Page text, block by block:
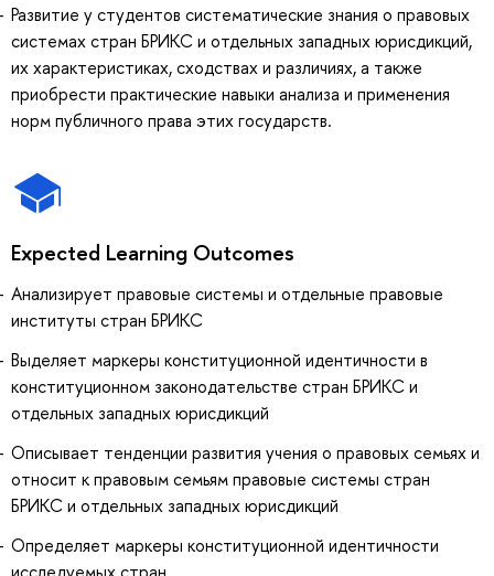
Развитие у студентов систематические знания о правовых
системах стран БРИКС и отдельных западных юрисдикций,
их характеристиках, сходствах и различиях, а также
приобрести практические навыки анализа и применения
норм публичного права этих государств.
Expected Learning Outcomes
Анализирует правовые системы и отдельные правовые
институты стран БРИКС
Выделяет маркеры конституционной идентичности в
конституционном законодательстве стран БРИКС и
отдельных западных юрисдикций
Описывает тенденции развития учения о правовых семьях и
относит к правовым семьям правовые системы стран
БРИКС и отдельных западных юрисдикций
Определяет маркеры конституционной идентичности